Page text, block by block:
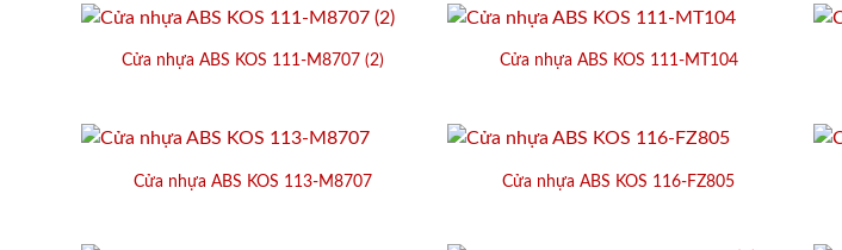
Cửa nhựa ABS KOS 111-M8707 (2) Cửa nhựa ABS KOS 111-MT104
Cửa nhựa ABS KOS 113-M8707 Cửa nhựa ABS KOS 116-FZ805